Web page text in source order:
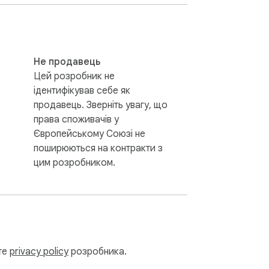
чи шукаєте ви, як працювати з
послідовні результати щоразу. 🍏
Не продавець
Цей розробник не
ідентифікував себе як
продавець. Зверніть увагу, що
права споживачів у
Європейському Союзі не
поширюються на контракти з
цим розробником.
privacy policyрозробника.